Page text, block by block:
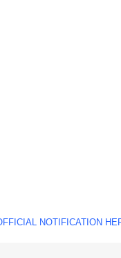
NOTIFICATION